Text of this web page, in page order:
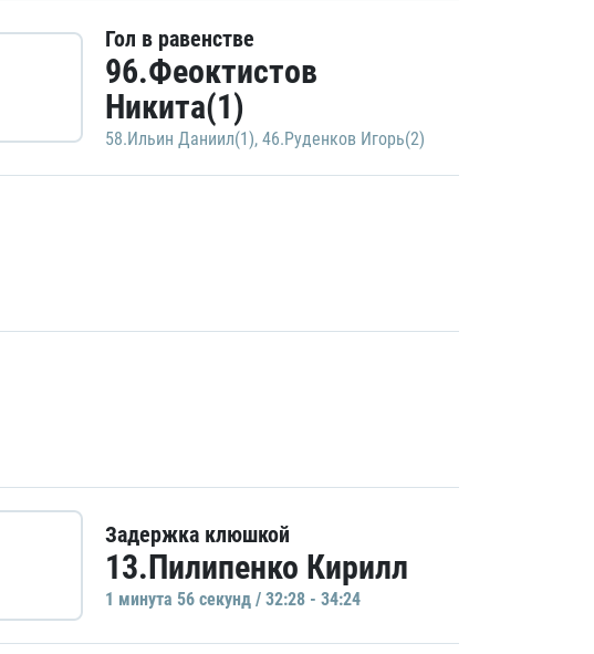
Гол в равенстве
96.Феоктистов
Никита(1)
58.Ильин Даниил(1), 46.Руденков Игорь(2)
Задержка клюшкой
13.Пилипенко Кирилл
1 минутa 56 секунд / 32:28 - 34:24